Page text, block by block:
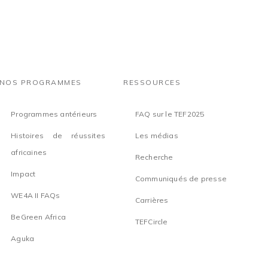
NOS PROGRAMMES
Programmes antérieurs
Histoires de réussites
africaines
Impact
WE4A II FAQs
BeGreen Africa
Aguka
RESSOURCES
FAQ sur le TEF2025
Les médias
Recherche
Communiqués de presse
Carrières
TEFCircle